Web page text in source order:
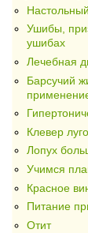
Ушибы,
ушибах
Лечебная
Барсучий
Клевер
Лопух
Учимся
Красное
Питание
Отит